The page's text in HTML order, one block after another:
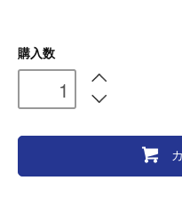
購入数